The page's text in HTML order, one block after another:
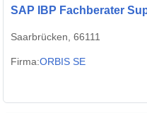
SAP IBP Fachberater
Saarbrücken, 66111
Firma:ORBIS SE